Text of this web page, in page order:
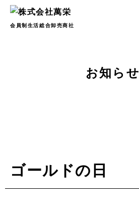
会員制生活総合卸売商社
お知らせ
ゴールドの日